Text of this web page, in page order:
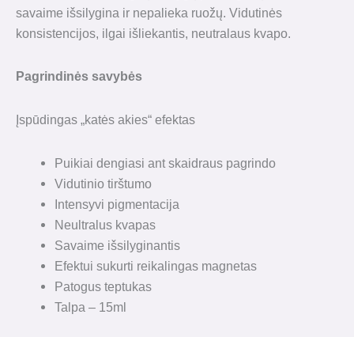
savaime išsilygina ir nepalieka ruožų. Vidutinės
konsistencijos, ilgai išliekantis, neutralaus kvapo.
Pagrindinės savybės
Įspūdingas „katės akies“ efektas
Puikiai dengiasi ant skaidraus pagrindo
Vidutinio tirštumo
Intensyvi pigmentacija
Neultralus kvapas
Savaime išsilyginantis
Efektui sukurti reikalingas magnetas
Patogus teptukas
Talpa – 15ml